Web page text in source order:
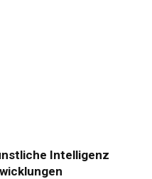
Intelligenz